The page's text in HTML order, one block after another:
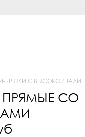
-БРЮКИ С ВЫСОКОЙ
СО